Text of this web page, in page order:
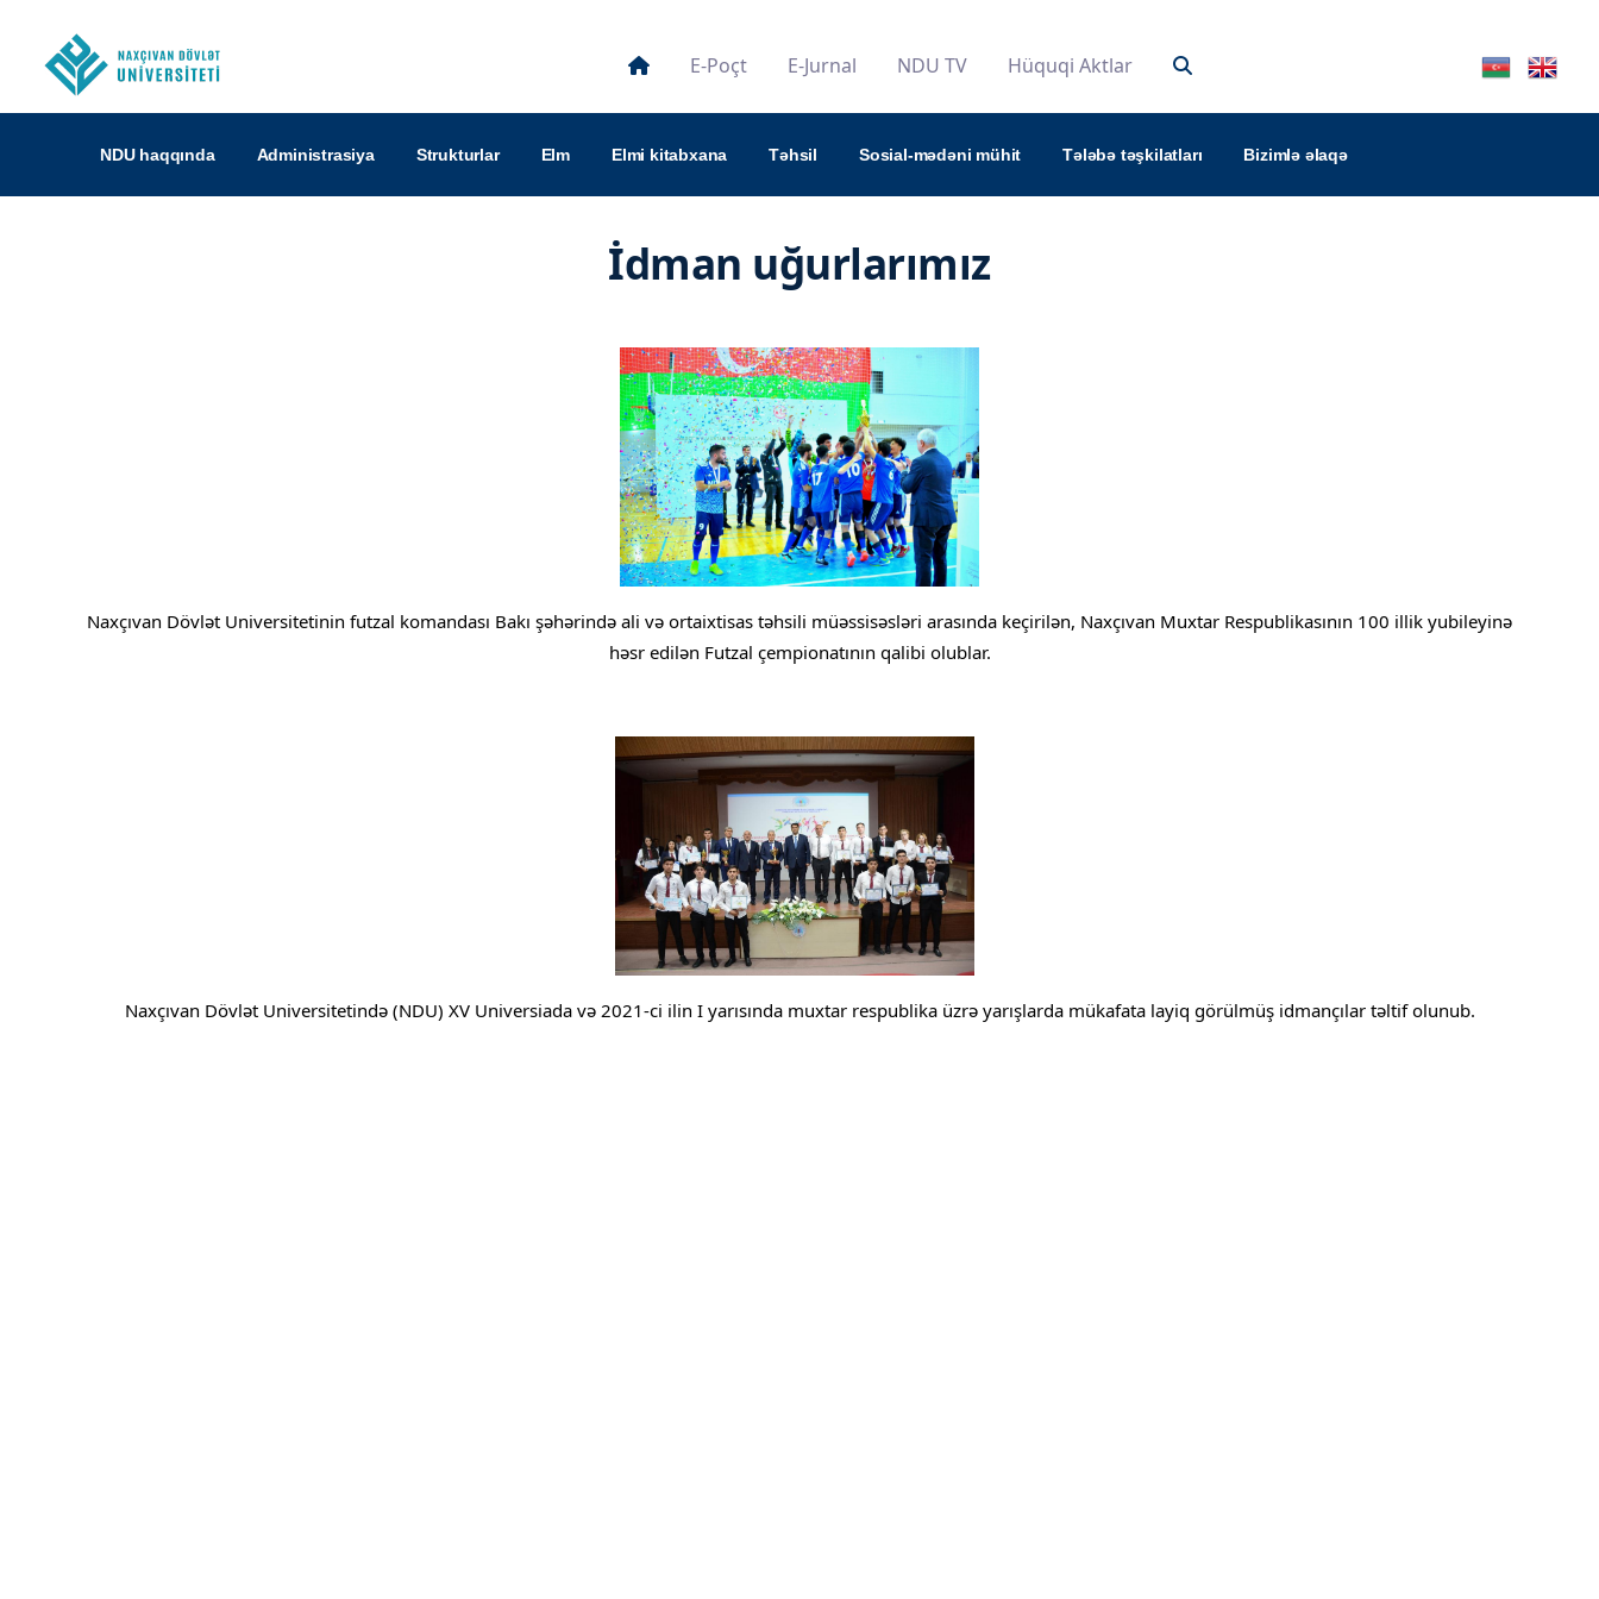
E-Poçt E-Jurnal NDU TV Hüquqi Aktlar
NDU haqqında Administrasiya Strukturlar Elm Elmi kitabxana Təhsil Sosial-mədəni mühit Tələbə təşkilatları Bizimlə əlaqə
İdman uğurlarımız
Naxçıvan Dövlət Universitetinin futzal komandası Bakı şəhərində ali və ortaixtisas təhsili müəssisəsləri arasında keçirilən, Naxçıvan Muxtar Respublikasının 100 illik yubileyinə
həsr edilən Futzal çempionatının qalibi olublar.
Naxçıvan Dövlət Universitetində (NDU) XV Universiada və 2021-ci ilin I yarısında muxtar respublika üzrə yarışlarda mükafata layiq görülmüş idmançılar təltif olunub.